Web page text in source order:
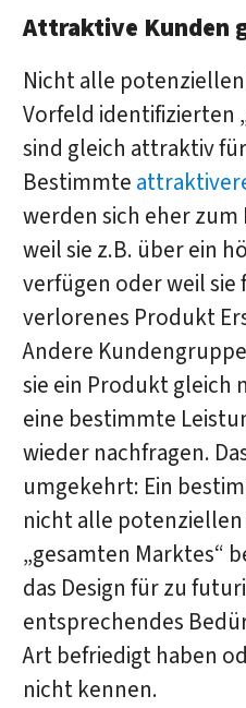
Attraktive Kunden
Nicht alle
Vorfeld identifizierten
sind gleich attraktiv
Bestimmte
werden sich eher
weil sie z.B. über ein
verfügen oder weil
verlorenes Produkt
Andere
sie ein Produkt gleich
eine bestimmte
wieder nachfragen.
umgekehrt: Ein
nicht alle potenziellen
„gesamten Marktes“
das Design für zu
entsprechendes
Art befriedigt haben
nicht kennen.